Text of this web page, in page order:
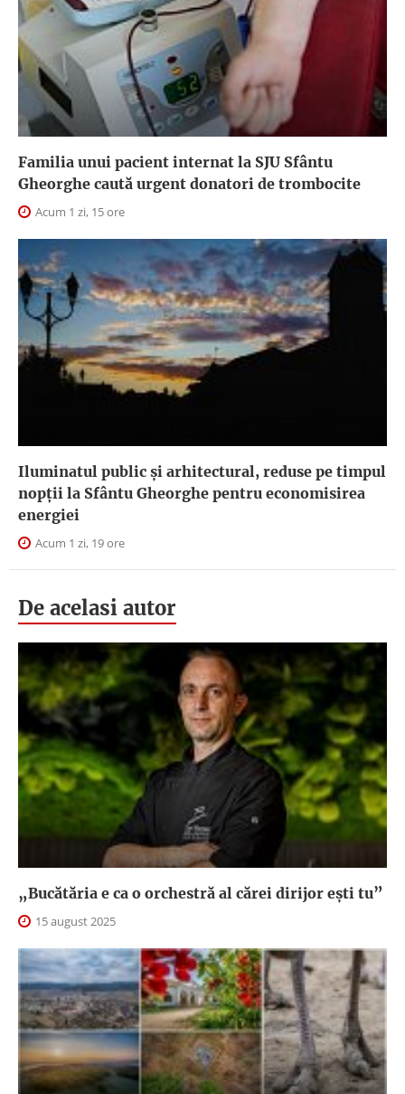
Familia unui pacient internat la SJU Sfântu
Gheorghe caută urgent donatori de trombocite
Acum 1 zi, 15 ore
Iluminatul public şi arhitectural, reduse pe timpul
nopţii la Sfântu Gheorghe pentru economisirea
energiei
Acum 1 zi, 19 ore
De acelasi autor
„Bucătăria e ca o orchestră al cărei dirijor ești tu”
15 august 2025